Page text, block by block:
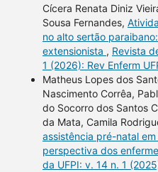
Cícera Renata Diniz
Sousa Fernandes,
no alto sertão
extensionista , Revista
1 (2026): Rev Enferm
Matheus Lopes dos
Nascimento Corrêa,
do Socorro dos Santos
da Mata, Camila
assistência pré-natal
perspectiva dos
da UFPI: v. 14 n. 1